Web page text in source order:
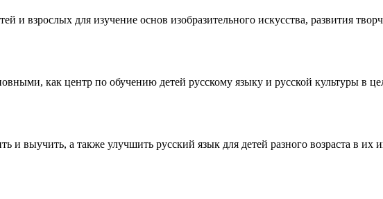
и взрослых для изучение основ изобразительного искусства, развития
как центр по обучению детей русскому языку и русской культуры в
и выучить, а также улучшить русский язык для детей разного возраста в их